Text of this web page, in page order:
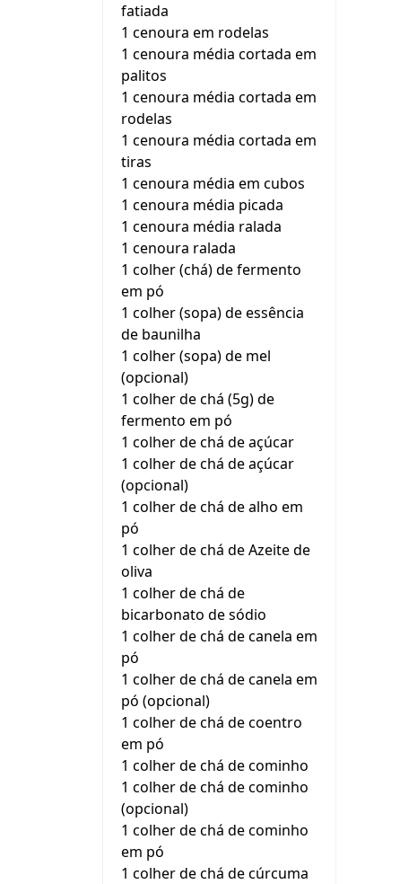
fatiada
1 cenoura em rodelas
1 cenoura média cortada em
palitos
1 cenoura média cortada em
rodelas
1 cenoura média cortada em
tiras
1 cenoura média em cubos
1 cenoura média picada
1 cenoura média ralada
1 cenoura ralada
1 colher (chá) de fermento
em pó
1 colher (sopa) de essência
de baunilha
1 colher (sopa) de mel
(opcional)
1 colher de chá (5g) de
fermento em pó
1 colher de chá de açúcar
1 colher de chá de açúcar
(opcional)
1 colher de chá de alho em
pó
1 colher de chá de Azeite de
oliva
1 colher de chá de
bicarbonato de sódio
1 colher de chá de canela em
pó
1 colher de chá de canela em
pó (opcional)
1 colher de chá de coentro
em pó
1 colher de chá de cominho
1 colher de chá de cominho
(opcional)
1 colher de chá de cominho
em pó
1 colher de chá de cúrcuma